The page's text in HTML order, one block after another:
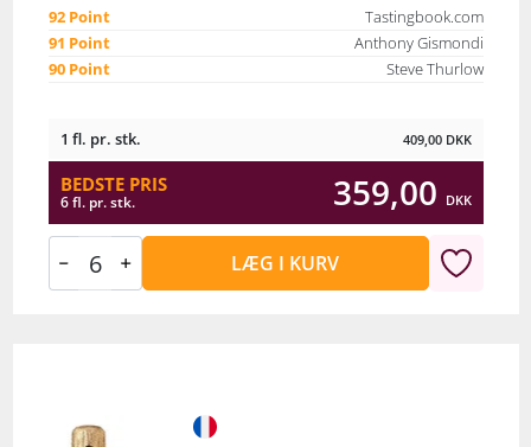
92 Point
Tastingbook.com
91 Point
Anthony Gismondi
90 Point
Steve Thurlow
1 fl. pr. stk. 409,00 DKK
BEDSTE PRIS
6 fl. pr. stk. 359,00 DKK
LÆG I KURV